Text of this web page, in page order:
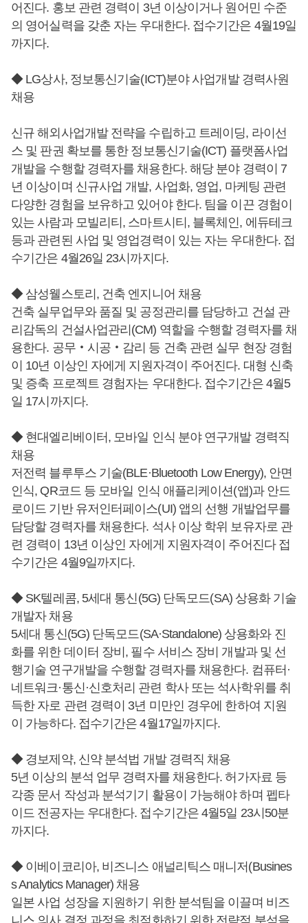
어진다. 홍보 관련 경력이 3년 이상이거나 원어민 수준
의 영어실력을 갖춘 자는 우대한다. 접수기간은 4월19일
까지다.
◆ LG상사, 정보통신기술(ICT)분야 사업개발 경력사원
채용
신규 해외사업개발 전략을 수립하고 트레이딩, 라이선
스 및 판권 확보를 통한 정보통신기술(ICT) 플랫폼사업
개발을 수행할 경력자를 채용한다. 해당 분야 경력이 7
년 이상이며 신규사업 개발, 사업화, 영업, 마케팅 관련
다양한 경험을 보유하고 있어야 한다. 팀을 이끈 경험이
있는 사람과 모빌리티, 스마트시티, 블록체인, 에듀테크
등과 관련된 사업 및 영업경력이 있는 자는 우대한다. 접
수기간은 4월26일 23시까지다.
◆ 삼성웰스토리, 건축 엔지니어 채용
건축 실무업무와 품질 및 공정관리를 담당하고 건설 관
리감독의 건설사업관리(CM) 역할을 수행할 경력자를 채
용한다. 공무‧시공‧감리 등 건축 관련 실무 현장 경험
이 10년 이상인 자에게 지원자격이 주어진다. 대형 신축
및 증축 프로젝트 경험자는 우대한다. 접수기간은 4월5
일 17시까지다.
◆ 현대엘리베이터, 모바일 인식 분야 연구개발 경력직
채용
저전력 블루투스 기술(BLE·Bluetooth Low Energy), 안면
인식, QR코드 등 모바일 인식 애플리케이션(앱)과 안드
로이드 기반 유저인터페이스(UI) 앱의 선행 개발업무를
담당할 경력자를 채용한다. 석사 이상 학위 보유자로 관
련 경력이 13년 이상인 자에게 지원자격이 주어진다 접
수기간은 4월9일까지다.
◆ SK텔레콤, 5세대 통신(5G) 단독모드(SA) 상용화 기술
개발자 채용
5세대 통신(5G) 단독모드(SA·Standalone) 상용화와 진
화를 위한 데이터 장비, 필수 서비스 장비 개발과 및 선
행기술 연구개발을 수행할 경력자를 채용한다. 컴퓨터·
네트워크·통신·신호처리 관련 학사 또는 석사학위를 취
득한 자로 관련 경력이 3년 미만인 경우에 한하여 지원
이 가능하다. 접수기간은 4월17일까지다.
◆ 경보제약, 신약 분석법 개발 경력직 채용
5년 이상의 분석 업무 경력자를 채용한다. 허가자료 등
각종 문서 작성과 분석기기 활용이 가능해야 하며 펩타
이드 전공자는 우대한다. 접수기간은 4월5일 23시50분
까지다.
◆ 이베이코리아, 비즈니스 애널리틱스 매니저(Busines
s Analytics Manager) 채용
일본 사업 성장을 지원하기 위한 분석팀을 이끌며 비즈